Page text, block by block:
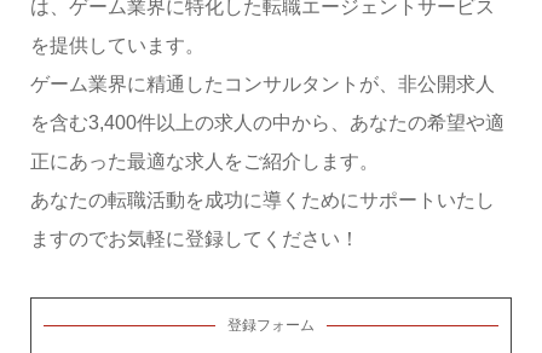
は、ゲーム業界に特化した転職エージェントサービス
を提供しています。
ゲーム業界に精通したコンサルタントが、非公開求人
を含む3,400件以上の求人の中から、あなたの希望や適
正にあった最適な求人をご紹介します。
あなたの転職活動を成功に導くためにサポートいたし
ますのでお気軽に登録してください！
登録フォーム